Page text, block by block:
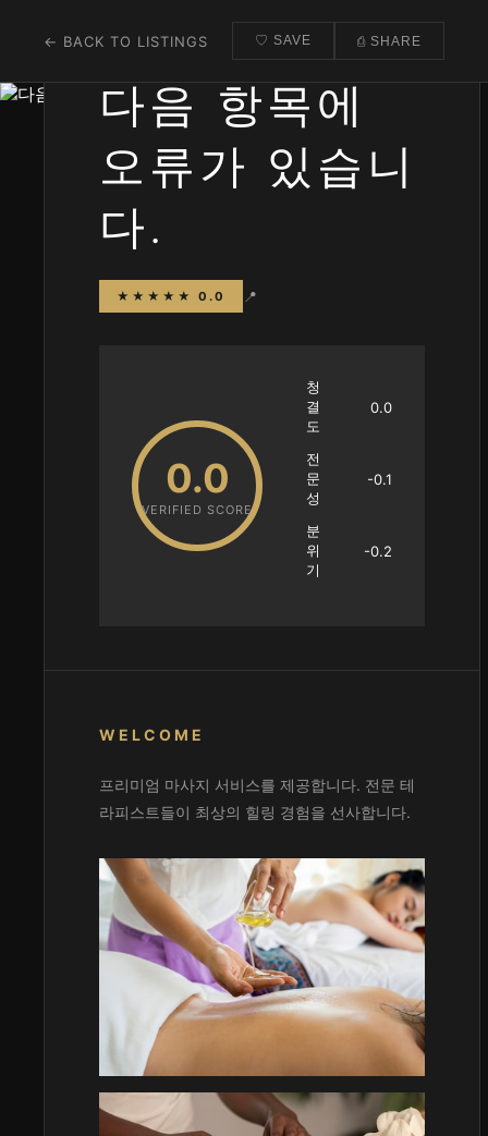
← BACK TO LISTINGS ♡ SAVE ⎙ SHARE
다음 항목에
오류가 있습니
다.
★★★★★ 0.0 📍
0.0
VERIFIED SCORE
청
결
도
0.0
전
문
성
-0.1
분
위
기
-0.2
WELCOME
프리미엄 마사지 서비스를 제공합니다. 전문 테
라피스트들이 최상의 힐링 경험을 선사합니다.